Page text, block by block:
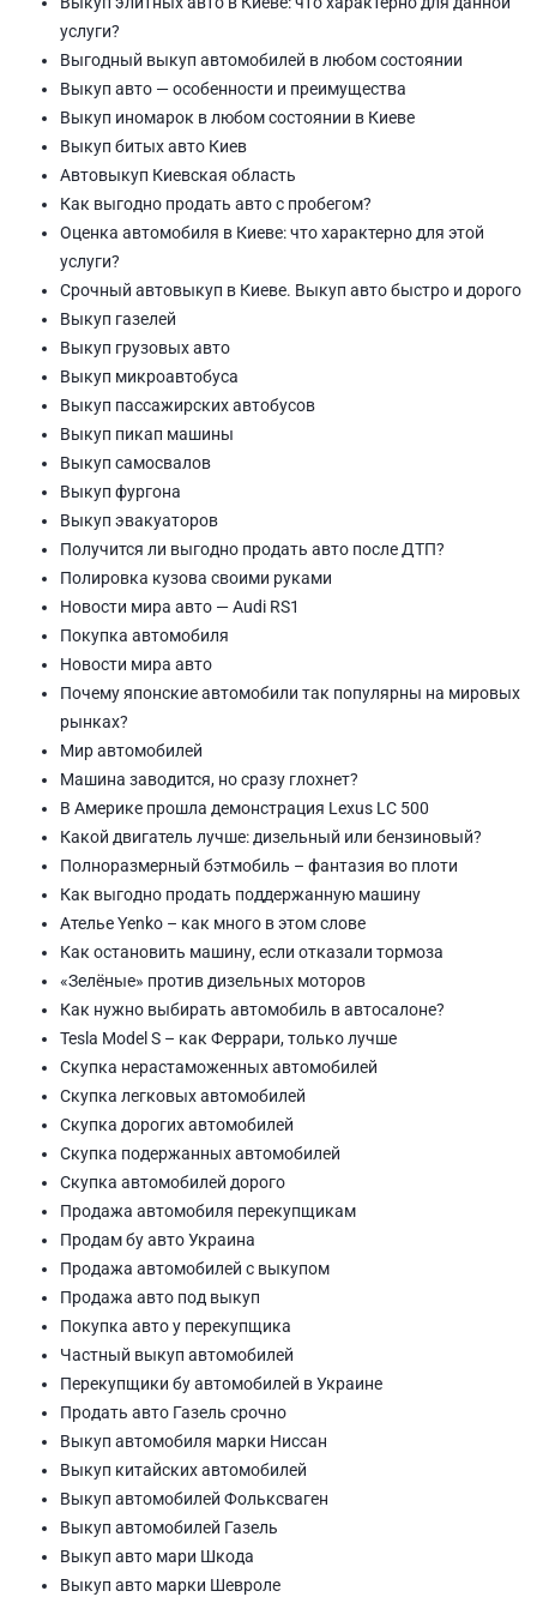
услуги?
Выгодный выкуп автомобилей в любом состоянии
Выкуп авто — особенности и преимущества
Выкуп иномарок в любом состоянии в Киеве
Выкуп битых авто Киев
Автовыкуп Киевская область
Как выгодно продать авто с пробегом?
Оценка автомобиля в Киеве: что характерно для этой
услуги?
Срочный автовыкуп в Киеве. Выкуп авто быстро и дорого
Выкуп газелей
Выкуп грузовых авто
Выкуп микроавтобуса
Выкуп пассажирских автобусов
Выкуп пикап машины
Выкуп самосвалов
Выкуп фургона
Выкуп эвакуаторов
Получится ли выгодно продать авто после ДТП?
Полировка кузова своими руками
Новости мира авто — Audi RS1
Покупка автомобиля
Новости мира авто
Почему японские автомобили так популярны на мировых
рынках?
Мир автомобилей
Машина заводится, но сразу глохнет?
В Америке прошла демонстрация Lexus LC 500
Какой двигатель лучше: дизельный или бензиновый?
Полноразмерный бэтмобиль – фантазия во плоти
Как выгодно продать поддержанную машину
Ателье Yenko – как много в этом слове
Как остановить машину, если отказали тормоза
«Зелёные» против дизельных моторов
Как нужно выбирать автомобиль в автосалоне?
Tesla Model S – как Феррари, только лучше
Скупка нерастаможенных автомобилей
Скупка легковых автомобилей
Скупка дорогих автомобилей
Скупка подержанных автомобилей
Скупка автомобилей дорого
Продажа автомобиля перекупщикам
Продам бу авто Украина
Продажа автомобилей с выкупом
Продажа авто под выкуп
Покупка авто у перекупщика
Частный выкуп автомобилей
Перекупщики бу автомобилей в Украине
Продать авто Газель срочно
Выкуп автомобиля марки Ниссан
Выкуп китайских автомобилей
Выкуп автомобилей Фольксваген
Выкуп автомобилей Газель
Выкуп авто мари Шкода
Выкуп авто марки Шевроле